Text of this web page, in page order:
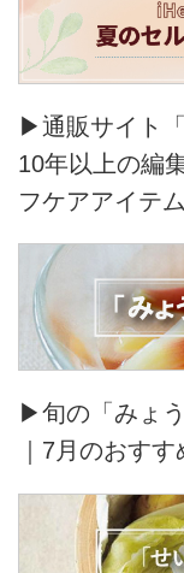
▶通販サイト
10年以上の編
フケアアイテ
▶旬の「みょ
｜7月のおす